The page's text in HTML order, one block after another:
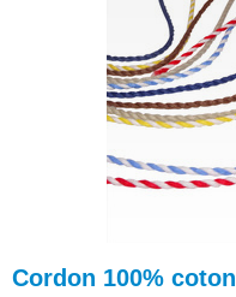
Cordon 100% coton